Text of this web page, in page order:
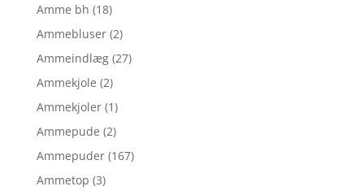
Amme bh (18)
Ammebluser (2)
Ammeindlæg (27)
Ammekjole (2)
Ammekjoler (1)
Ammepude (2)
Ammepuder (167)
Ammetop (3)